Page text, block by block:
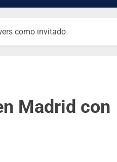
como invitado
Madrid con